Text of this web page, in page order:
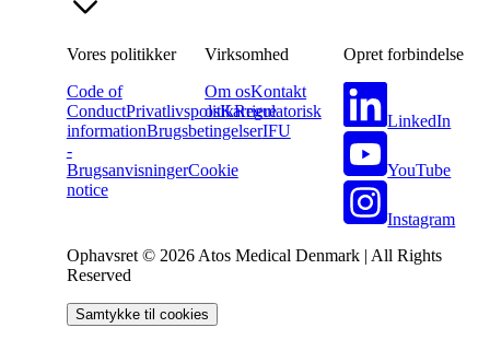
Vores politikker
Code of
ConductPrivatlivspolitikRegulatorisk
informationBrugsbetingelserIFU
-
BrugsanvisningerCookie
notice
Virksomhed
Om osKontakt
osKarriere
Opret forbindelse
LinkedIn
YouTube
Instagram
Ophavsret © 2026 Atos Medical Denmark | All Rights
Reserved
Samtykke til cookies